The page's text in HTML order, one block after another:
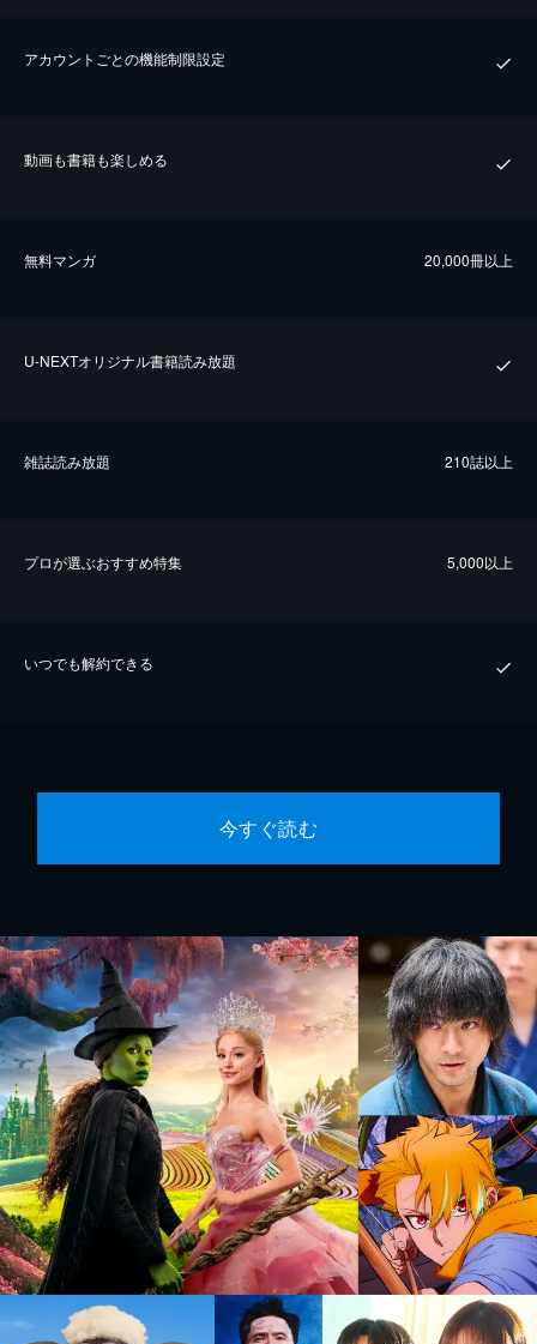
アカウントごとの機能制限設定
動画も書籍も楽しめる
無料マンガ 20,000冊以上
U-NEXTオリジナル書籍読み放題
雑誌読み放題 210誌以上
プロが選ぶおすすめ特集 5,000以上
いつでも解約できる
今すぐ読む